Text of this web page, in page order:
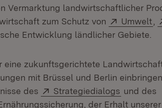
Vermarktung landwirtschaftlicher
Fenster)
zum Schutz von Extern:
Umwelt
Entwicklung ländlicher Gebiete.
eine zukunftsgerichtete
mit Brüssel und Berlin
des
Extern:
Strategiedialogs (Öffnet in
und des
der Erhalt unserer